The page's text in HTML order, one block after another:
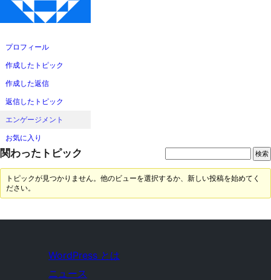
ッ
プ
プロフィール
作成したトピック
作成した返信
返信したトピック
エンゲージメント
お気に入り
関わったトピック
トピックが見つかりません。他のビューを選択するか、新しい投稿を始めてく
ださい。
WordPress とは
ニュース